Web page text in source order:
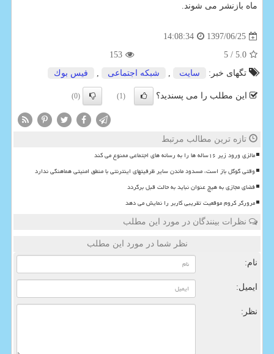
ماه بازنشر می شوند.
1397/06/25
14:08:34
5.0
/ 5
153
تگهای خبر:
سایت , شبكه اجتماعی , فیس بوك
این مطلب را می پسندید؟ (1)
(0)
تازه ترین مطالب مرتبط
مالزی ورود زیر ۱۶ساله ها را به رسانه های اجتماعی ممنوع می کند
وقتی گوگل باز است، مسدود ماندن سایر ظرفیتهای اینترنتی با منطق امنیتی هماهنگی ندارد
فضای مجازی به هیچ عنوان نباید به حالت قبل برگردد
مرورگر کروم موقعیت تقریبی کاربر را نمایش می دهد
نظرات بینندگان در مورد این مطلب
نظر شما در مورد این مطلب
نام:
ایمیل:
نظر: